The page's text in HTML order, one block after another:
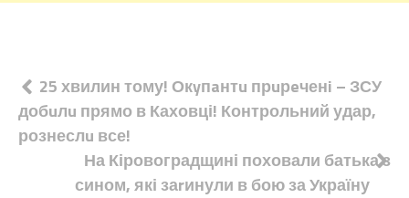
Навігація
записів
25 хвилин тому! Окyпaнтu прuрeченi – ЗСУ
добuлu прямо в Каховці! Контрольний удар,
рознеслu все!
На Кіровоградщині поховали батька з
сином, які заrинули в бою за Україну